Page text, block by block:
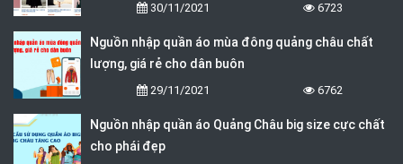
30/11/2021 6723
Nguồn nhập quần áo mùa đông quảng châu chất
lượng, giá rẻ cho dân buôn
29/11/2021 6762
Nguồn nhập quần áo Quảng Châu big size cực chất
cho phái đẹp